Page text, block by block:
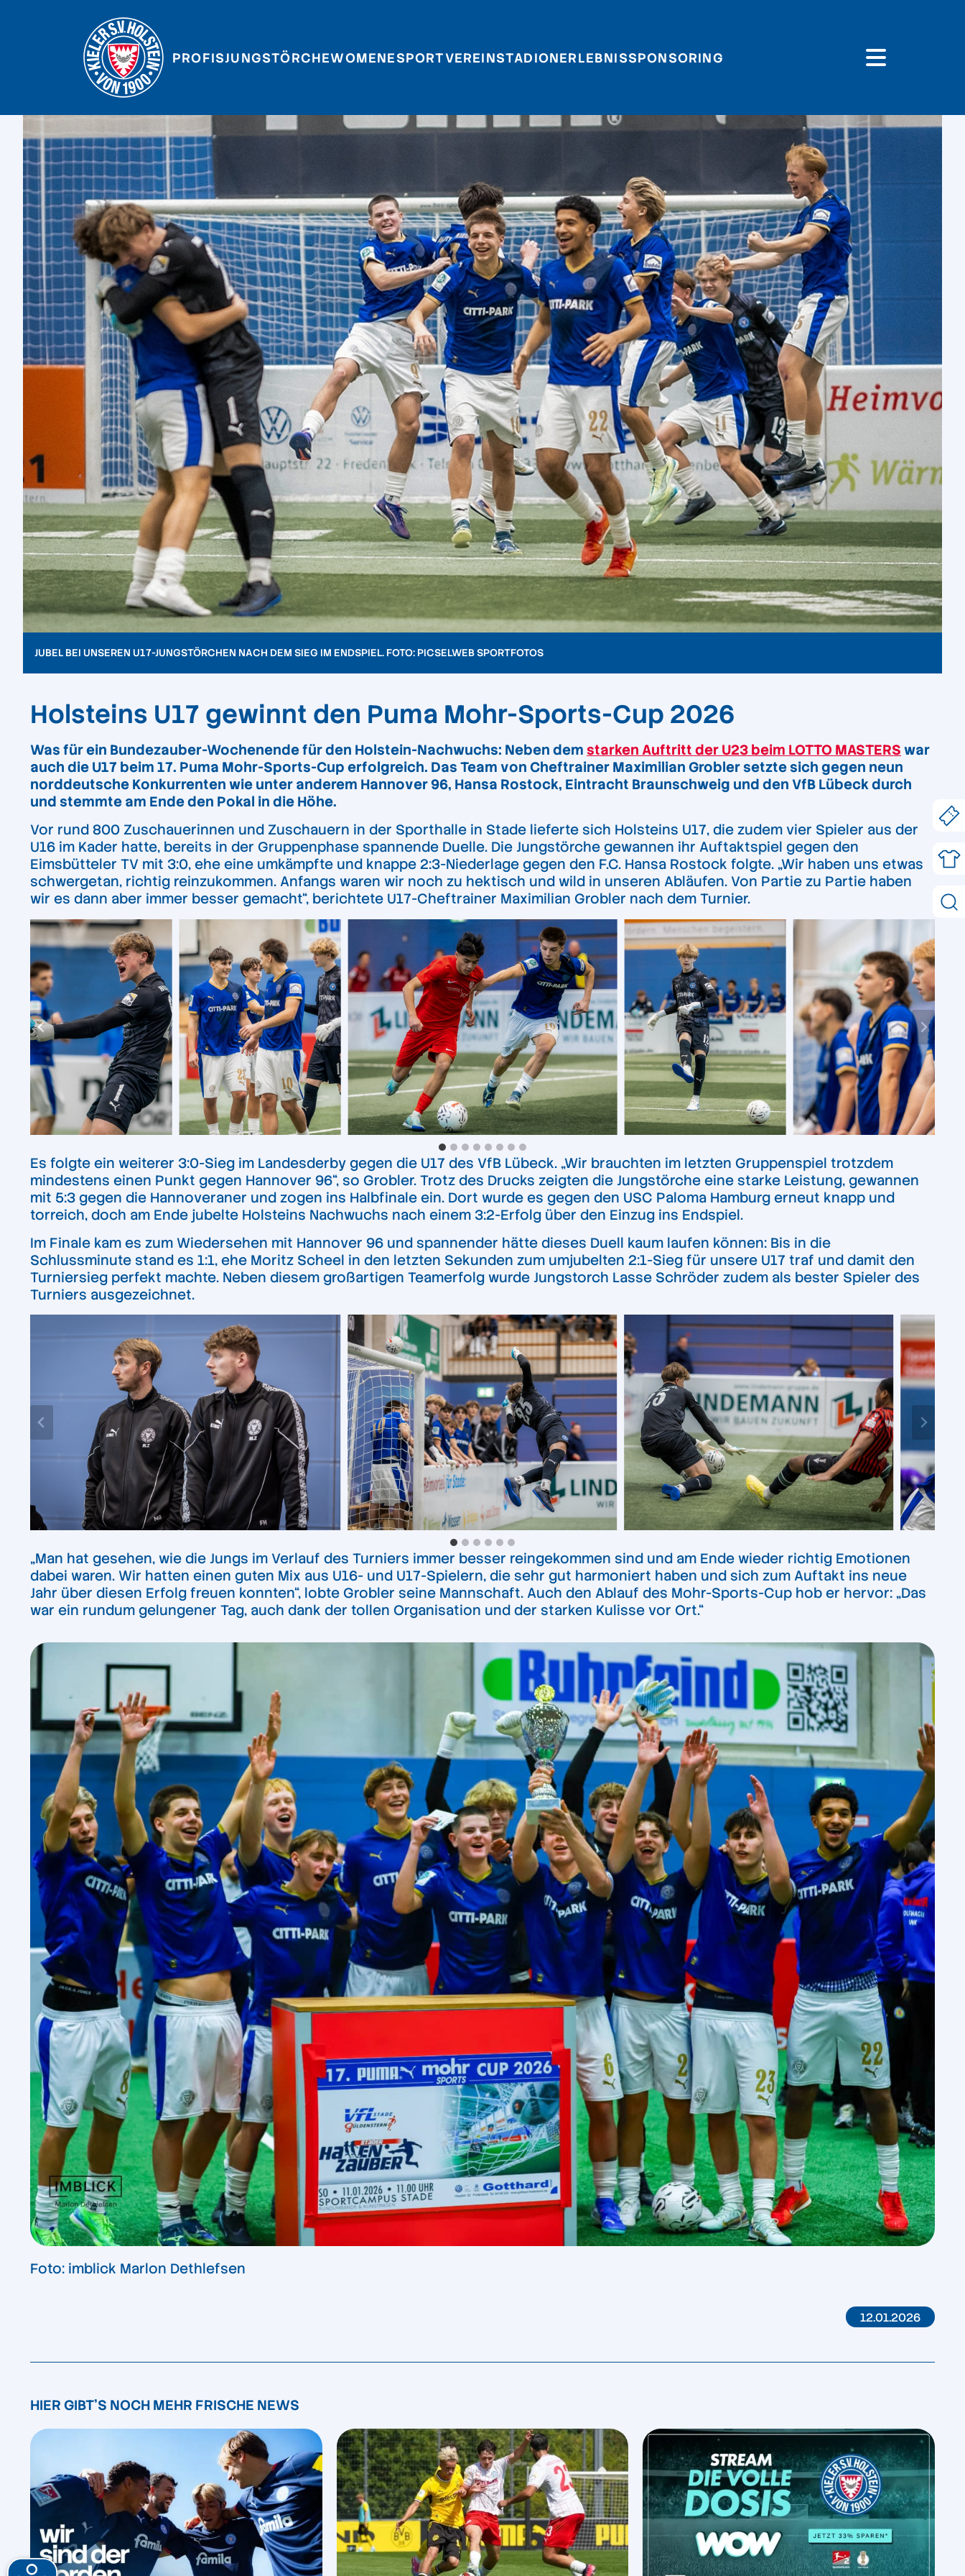
PROFISJUNGSTÖRCHEWOMENESPORTVEREINSTADIONERLEBNISSPONSORING
JUBEL BEI UNSEREN U17-JUNGSTÖRCHEN NACH DEM SIEG IM ENDSPIEL. FOTO: PICSELWEB SPORTFOTOS
Holsteins U17 gewinnt den Puma Mohr-Sports-Cup 2026
Was für ein Bundezauber-Wochenende für den Holstein-Nachwuchs: Neben dem starken Auftritt der U23 beim LOTTO MASTERS war
auch die U17 beim 17. Puma Mohr-Sports-Cup erfolgreich. Das Team von Cheftrainer Maximilian Grobler setzte sich gegen neun
norddeutsche Konkurrenten wie unter anderem Hannover 96, Hansa Rostock, Eintracht Braunschweig und den VfB Lübeck durch
und stemmte am Ende den Pokal in die Höhe.
Vor rund 800 Zuschauerinnen und Zuschauern in der Sporthalle in Stade lieferte sich Holsteins U17, die zudem vier Spieler aus der
U16 im Kader hatte, bereits in der Gruppenphase spannende Duelle. Die Jungstörche gewannen ihr Auftaktspiel gegen den
Eimsbütteler TV mit 3:0, ehe eine umkämpfte und knappe 2:3-Niederlage gegen den F.C. Hansa Rostock folgte. „Wir haben uns etwas
schwergetan, richtig reinzukommen. Anfangs waren wir noch zu hektisch und wild in unseren Abläufen. Von Partie zu Partie haben
wir es dann aber immer besser gemacht“, berichtete U17-Cheftrainer Maximilian Grobler nach dem Turnier.
Es folgte ein weiterer 3:0-Sieg im Landesderby gegen die U17 des VfB Lübeck. „Wir brauchten im letzten Gruppenspiel trotzdem
mindestens einen Punkt gegen Hannover 96“, so Grobler. Trotz des Drucks zeigten die Jungstörche eine starke Leistung, gewannen
mit 5:3 gegen die Hannoveraner und zogen ins Halbfinale ein. Dort wurde es gegen den USC Paloma Hamburg erneut knapp und
torreich, doch am Ende jubelte Holsteins Nachwuchs nach einem 3:2-Erfolg über den Einzug ins Endspiel.
Im Finale kam es zum Wiedersehen mit Hannover 96 und spannender hätte dieses Duell kaum laufen können: Bis in die
Schlussminute stand es 1:1, ehe Moritz Scheel in den letzten Sekunden zum umjubelten 2:1-Sieg für unsere U17 traf und damit den
Turniersieg perfekt machte. Neben diesem großartigen Teamerfolg wurde Jungstorch Lasse Schröder zudem als bester Spieler des
Turniers ausgezeichnet.
„Man hat gesehen, wie die Jungs im Verlauf des Turniers immer besser reingekommen sind und am Ende wieder richtig Emotionen
dabei waren. Wir hatten einen guten Mix aus U16- und U17-Spielern, die sehr gut harmoniert haben und sich zum Auftakt ins neue
Jahr über diesen Erfolg freuen konnten“, lobte Grobler seine Mannschaft. Auch den Ablauf des Mohr-Sports-Cup hob er hervor: „Das
war ein rundum gelungener Tag, auch dank der tollen Organisation und der starken Kulisse vor Ort.“
Foto: imblick Marlon Dethlefsen
12.01.2026
HIER GIBT'S NOCH MEHR FRISCHE NEWS